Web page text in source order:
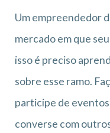
Um empreendedor
mercado em que
isso é preciso
sobre esse ramo.
participe de
converse com